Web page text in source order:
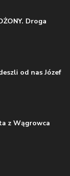
Droga
od nas Józef
z Wągrowca